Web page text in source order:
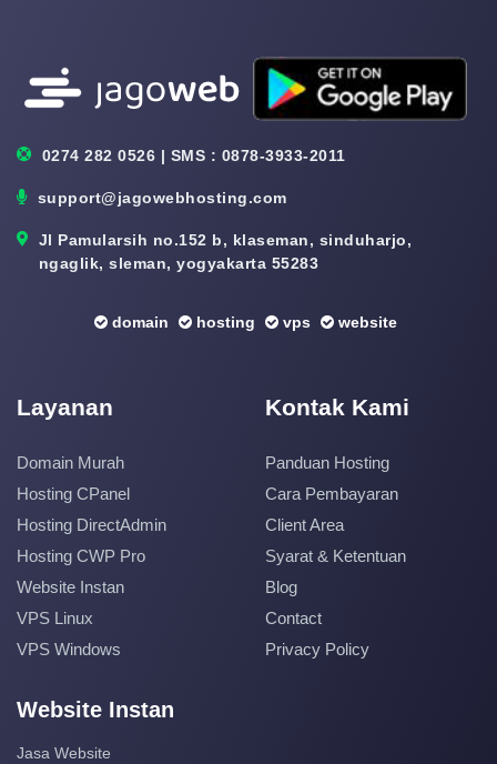
0274 282 0526 | SMS : 0878-3933-2011
support@jagowebhosting.com
Jl Pamularsih no.152 b, klaseman, sinduharjo,
ngaglik, sleman, yogyakarta 55283
domain hosting vps website
Layanan
Domain Murah
Hosting CPanel
Hosting DirectAdmin
Hosting CWP Pro
Website Instan
VPS Linux
VPS Windows
Kontak Kami
Panduan Hosting
Cara Pembayaran
Client Area
Syarat & Ketentuan
Blog
Contact
Privacy Policy
Website Instan
Jasa Website